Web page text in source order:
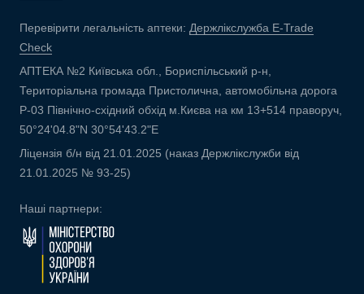
Перевірити легальність аптеки: Держлікслужба E-Trade
Check
АПТЕКА №2 Київська обл., Бориспільський р-н,
Територіальна громада Пристолична, автомобільна дорога
Р-03 Північно-східний обхід м.Києва на км 13+514 праворуч,
50°24'04.8"N 30°54'43.2"E
Ліцензія б/н від 21.01.2025 (наказ Держлікслужби від
21.01.2025 № 93-25)
Наші партнери: